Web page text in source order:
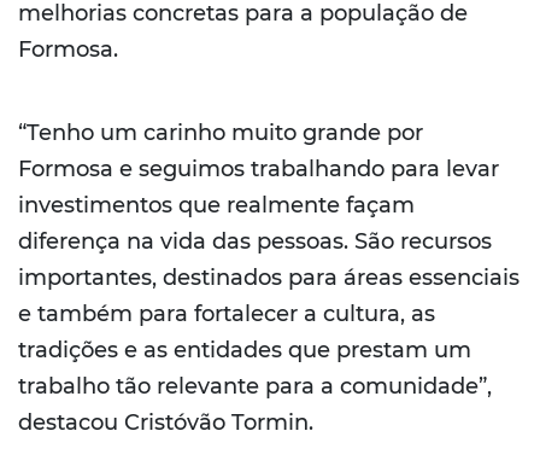
melhorias concretas para a população de
Formosa.
“Tenho um carinho muito grande por
Formosa e seguimos trabalhando para levar
investimentos que realmente façam
diferença na vida das pessoas. São recursos
importantes, destinados para áreas essenciais
e também para fortalecer a cultura, as
tradições e as entidades que prestam um
trabalho tão relevante para a comunidade”,
destacou Cristóvão Tormin.